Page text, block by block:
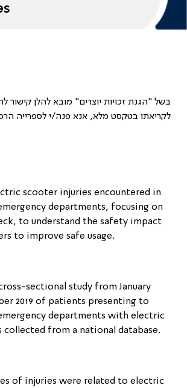
בשל "הגנת זכויות יוצרים" מובא להלן קישור
לקריאתו בטקסט מלא, אנא פנה/י לספרייה
scooter injuries encountered in
departments, focusing on
to understand the safety impact
to improve safe usage.
sectional study from January
2019 of patients presenting to
departments with electric
collected from a national database.
of injuries were related to electric